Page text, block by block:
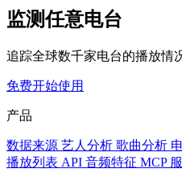
监测任意电台
追踪全球数千家电台的播放情
免费开始使用
产品
数据来源 艺人分析 歌曲分析
播放列表 API 音频特征 MCP